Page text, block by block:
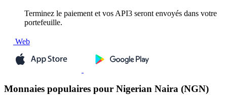
Terminez le paiement et vos API3 seront envoyés dans votre
portefeuille.
Web
Monnaies populaires pour Nigerian Naira (NGN)